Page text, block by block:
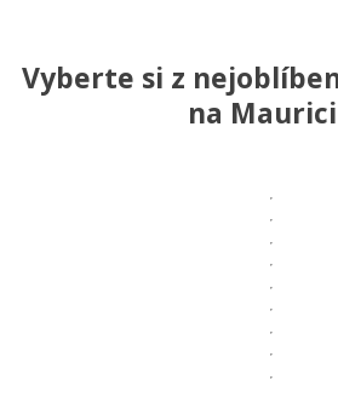
Vyberte si z
na